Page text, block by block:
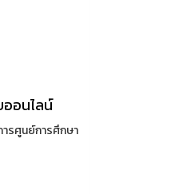
ออนไลน์
รศูนย์การศึกษา